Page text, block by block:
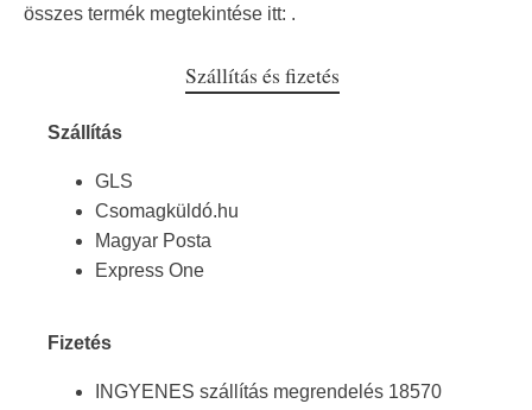
összes termék megtekintése itt: .
Szállítás és fizetés
Szállítás
GLS
Csomagküldó.hu
Magyar Posta
Express One
Fizetés
INGYENES szállítás megrendelés 18570